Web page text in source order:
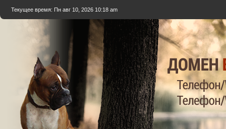
Текущее время: Пн авг 10, 2026 10:18 am